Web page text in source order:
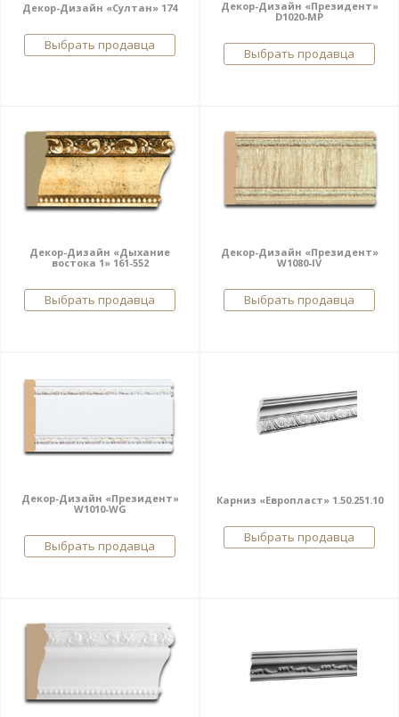
Декор-Дизайн «Султан» 174
Выбрать продавца
Декор-Дизайн «Президент»
D1020-MP
Выбрать продавца
Декор-Дизайн «Дыхание
востока 1» 161-552
Выбрать продавца
Декор-Дизайн «Президент»
W1080-IV
Выбрать продавца
Декор-Дизайн «Президент»
W1010-WG
Выбрать продавца
Карниз «Европласт» 1.50.251.10
Выбрать продавца